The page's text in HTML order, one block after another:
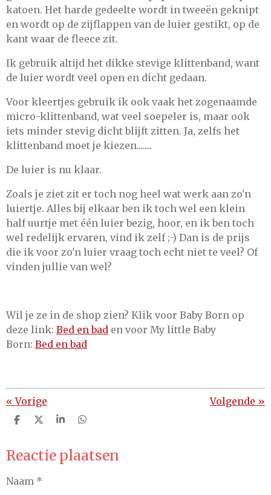
katoen. Het harde gedeelte wordt in tweeën geknipt
en wordt op de zijflappen van de luier gestikt, op de
kant waar de fleece zit.
Ik gebruik altijd het dikke stevige klittenband, want
de luier wordt veel open en dicht gedaan.
Voor kleertjes gebruik ik ook vaak het zogenaamde
micro-klittenband, wat veel soepeler is, maar ook
iets minder stevig dicht blijft zitten. Ja, zelfs het
klittenband moet je kiezen........
De luier is nu klaar.
Zoals je ziet zit er toch nog heel wat werk aan zo'n
luiertje. Alles bij elkaar ben ik toch wel een klein
half uurtje met één luier bezig, hoor, en ik ben toch
wel redelijk ervaren, vind ik zelf ;-) Dan is de prijs
die ik voor zo'n luier vraag toch echt niet te veel? Of
vinden jullie van wel?
Wil je ze in de shop zien? Klik voor Baby Born op
deze link: Bed en bad en voor My little Baby
Born: Bed en bad
«Vorige Volgende »
D
e
n
D
l
S
r
e
D
e
n
Reactie plaatsen
Naam *